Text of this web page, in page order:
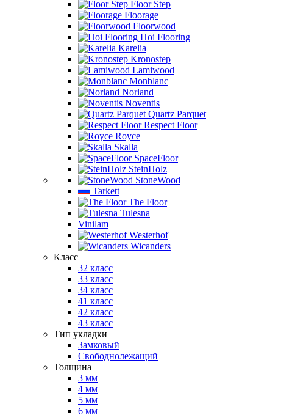
Floor Step
Floorage
Floorwood
Hoi Flooring
Karelia
Kronostep
Lamiwood
Monblanc
Norland
Noventis
Quartz Parquet
Respect Floor
Royce
Skalla
SpaceFloor
SteinHolz
StoneWood
Tarkett
The Floor
Tulesna
Vinilam
Westerhof
Wicanders
Класс
32 класс
33 класс
34 класс
41 класс
42 класс
43 класс
Тип укладки
Замковый
Свободнолежащий
Толщина
3 мм
4 мм
5 мм
6 мм